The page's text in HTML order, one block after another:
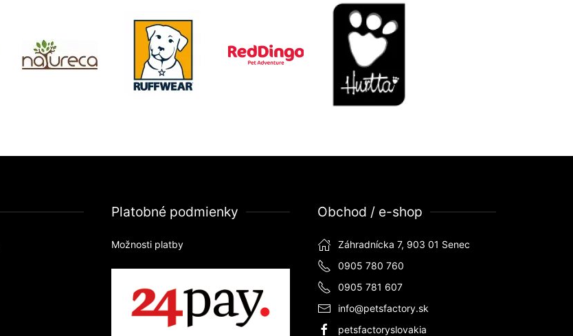
Platobné podmienky
Možnosti platby
Obchod / e-shop
Záhradnícka 7, 903 01 Senec
0905 780 760
0905 781 607
info@petsfactory.sk
petsfactoryslovakia